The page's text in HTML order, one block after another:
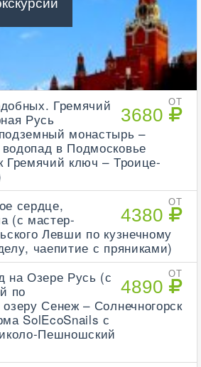
ОТ
3680
Гремячий
Русь
монастырь –
в Подмосковье
Гремячий ключ – Троице-
ОТ
4380
сердце,
(с мастер-
Левши по кузнечному
чаепитие с пряниками)
ОТ
4890
на Озере Русь (с
по
Сенеж – Солнечногорск
SolEcoSnails с
Пешношский